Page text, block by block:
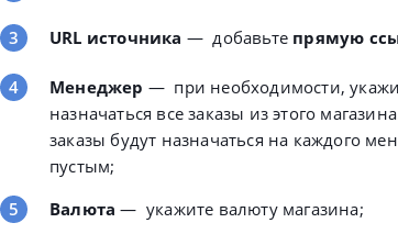
URL источника — добавьте прямую
Менеджер — при необходимости,
назначаться все заказы из этого
заказы будут назначаться на каждого
пустым;
Валюта —укажите валюту магазина;